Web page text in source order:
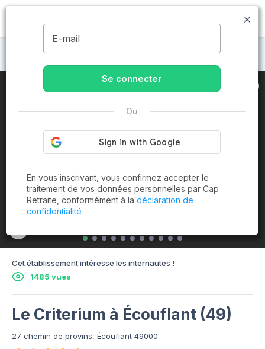
MENU
Maisons de retraite à Écouflant
Cet établissement intéresse les internautes !
1485 vues
Le Criterium à Écouflant (49)
27 chemin de provins, Écouflant 49000
E-mail
Se connecter
Ou
En vous inscrivant, vous confirmez accepter le
traitement de vos données personnelles par Cap
Retraite, conformément à la déclaration de
confidentialité